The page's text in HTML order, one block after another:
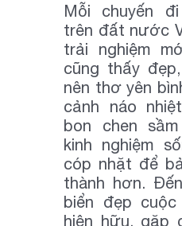
Mỗi chuyến
trên đất nước
trải nghiệm
cũng thấy
nên thơ yên
cảnh náo
bon chen
kinh nghiệm
cóp nhặt để
thành hơn.
biển đẹp
hiện hữu, gặp